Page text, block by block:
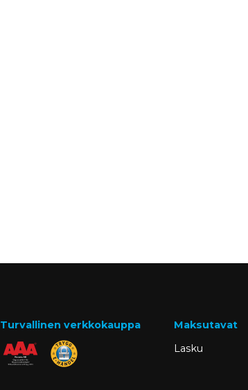
Turvallinen verkkokauppa
Maksutavat
Lasku